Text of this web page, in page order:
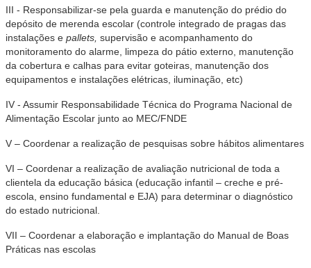
III - Responsabilizar-se pela guarda e manutenção do prédio do
depósito de merenda escolar (controle integrado de pragas das
instalações e pallets, supervisão e acompanhamento do
monitoramento do alarme, limpeza do pátio externo, manutenção
da cobertura e calhas para evitar goteiras, manutenção dos
equipamentos e instalações elétricas, iluminação, etc)
IV - Assumir Responsabilidade Técnica do Programa Nacional de
Alimentação Escolar junto ao MEC/FNDE
V – Coordenar a realização de pesquisas sobre hábitos alimentares
VI – Coordenar a realização de avaliação nutricional de toda a
clientela da educação básica (educação infantil – creche e pré-
escola, ensino fundamental e EJA) para determinar o diagnóstico
do estado nutricional.
VII – Coordenar a elaboração e implantação do Manual de Boas
Práticas nas escolas